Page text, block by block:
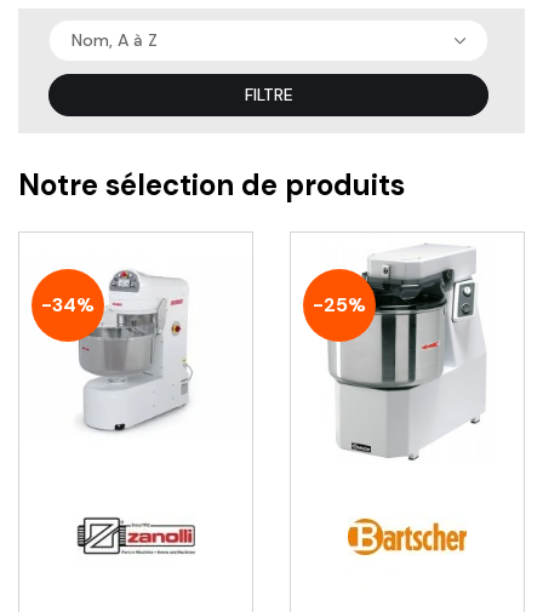
Nom, A à Z
FILTRE
Notre sélection de produits
-34% -25%